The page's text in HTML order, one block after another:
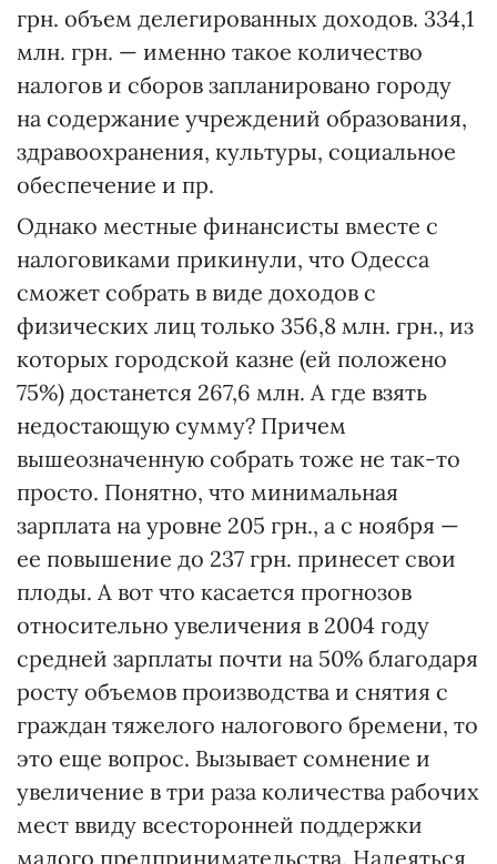
грн. объем делегированных доходов. 334,1
млн. грн. — именно такое количество
налогов и сборов запланировано городу
на содержание учреждений образования,
здравоохранения, культуры, социальное
обеспечение и пр.
Однако местные финансисты вместе с
налоговиками прикинули, что Одесса
сможет собрать в виде доходов с
физических лиц только 356,8 млн. грн., из
которых городской казне (ей положено
75%) достанется 267,6 млн. А где взять
недостающую сумму? Причем
вышеозначенную собрать тоже не так-то
просто. Понятно, что минимальная
зарплата на уровне 205 грн., а с ноября —
ее повышение до 237 грн. принесет свои
плоды. А вот что касается прогнозов
относительно увеличения в 2004 году
средней зарплаты почти на 50% благодаря
росту объемов производства и снятия с
граждан тяжелого налогового бремени, то
это еще вопрос. Вызывает сомнение и
увеличение в три раза количества рабочих
мест ввиду всесторонней поддержки
малого предпринимательства. Надеяться